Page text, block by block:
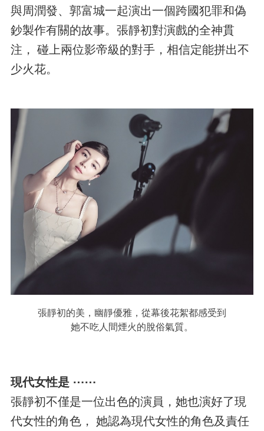
與周潤發、郭富城一起演出一個跨國犯罪和偽
鈔製作有關的故事。張靜初對演戲的全神貫
注， 碰上兩位影帝級的對手，相信定能拼出不
少火花。
張靜初的美，幽靜優雅，從幕後花絮都感受到
她不吃人間煙火的脫俗氣質。
現代女性是 ⋯⋯
張靜初不僅是一位出色的演員，她也演好了現
代女性的角色， 她認為現代女性的角色及責任